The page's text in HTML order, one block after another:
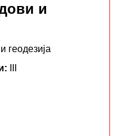
и
геодезија